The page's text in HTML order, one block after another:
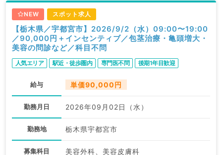
NEW スポット求人
【栃木県／宇都宮市】2026/9/2（水）09:00〜19:00
／90,000円＋インセンティブ／包茎治療・亀頭増大・
美容の問診など／科目不問
人気エリア 駅近・徒歩圏内 専門医不問 後期1年目歓迎
給与 単価90,000円
勤務月日 2026年09月02日（水）
勤務地 栃木県宇都宮市
募集科目 美容外科、美容皮膚科